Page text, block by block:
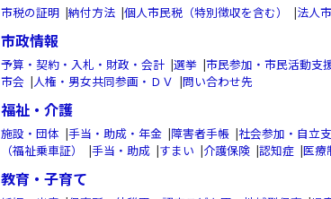
市税の証明 |納付方法 |個人市民税（特別徴収を含む） |法人
市政情報
予算・契約・入札・財政・会計 |選挙 |市民参加・市民活動支
市会 |人権・男女共同参画・ＤＶ |問い合わせ先
福祉・介護
施設・団体 |手当・助成・年金 |障害者手帳 |社会参加・自立
（福祉乗車証）
|手当・助成 |すまい |介護保険 |認知症 |医療
教育・子育て